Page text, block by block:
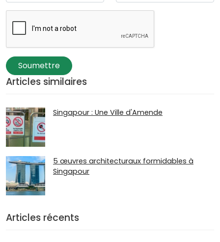
Soumettre
Articles similaires
Singapour : Une Ville d'Amende
5 œuvres architecturaux formidables à
Singapour
Articles récents